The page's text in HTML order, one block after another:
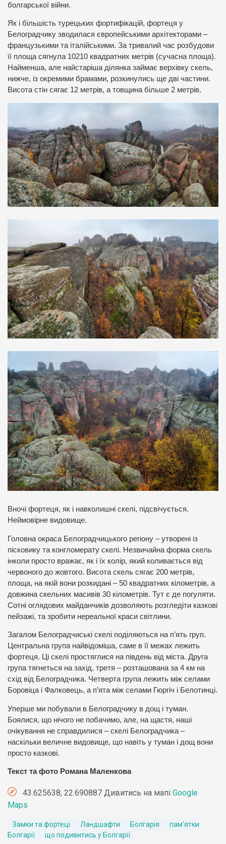
болгарської війни.
Як і більшість турецьких фортифікацій, фортеця у
Белоградчику зводилася європейськими архітекторами –
французькими та італійськими. За тривалий час розбудови
її площа сягнула 10210 квадратних метрів (сучасна площа).
Найменша, але найстаріша ділянка займає верхівку скель,
нижче, із окремими брамами, розкинулись ще дві частини.
Висота стін сягає 12 метрів, а товщина більше 2 метрів.
Вночі фортеця, як і навколишні скелі, підсвічується.
Неймовірне видовище.
Головна окраса Белоградчицького регіону – утворені із
пісковику та конгломерату скелі. Незвичайна форма скель
інколи просто вражає, як і їх колір, який коливається від
червоного до жовтого. Висота скель сягає 200 метрів,
площа, на якій вони розкидані – 50 квадратних кілометрів, а
довжина скельних масивів 30 кілометрів. Тут є де погуляти.
Сотні оглядових майданчиків дозволяють розгледіти казкові
пейзажі, та зробити нереальної краси світлини.
Загалом Белоградчиські скелі поділяються на п’ять груп.
Центральна група найвідоміша, саме в її межах лежить
фортеця. Ці скелі простяглися на південь від міста. Друга
група тягнеться на захід, третя – розташована за 4 км на
схід від Белоградчика. Четверта група лежить між селами
Боровіца і Фалковець, а п’ята між селами Гюргіч і Белотинці.
Уперше ми побували в Белоградчику в дощ і туман.
Боялися, що нічого не побачимо, але, на щастя, наші
очікування не справдилися – скелі Белоградчика –
наскільки величне видовище, що навіть у туман і дощ вони
просто казкові.
Текст та фото Романа Маленкова
43.625638, 22.690887 Дивитись на мапі Google
Maps
Замки та фортеці Ландшафти Болгарія
пам'ятки
Болгарії
що подивитись у Болгарії